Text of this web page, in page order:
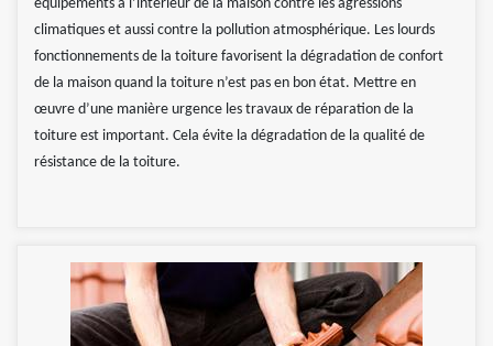
équipements à l’intérieur de la maison contre les agressions
climatiques et aussi contre la pollution atmosphérique. Les lourds
fonctionnements de la toiture favorisent la dégradation de confort
de la maison quand la toiture n’est pas en bon état. Mettre en
œuvre d’une manière urgence les travaux de réparation de la
toiture est important. Cela évite la dégradation de la qualité de
résistance de la toiture.